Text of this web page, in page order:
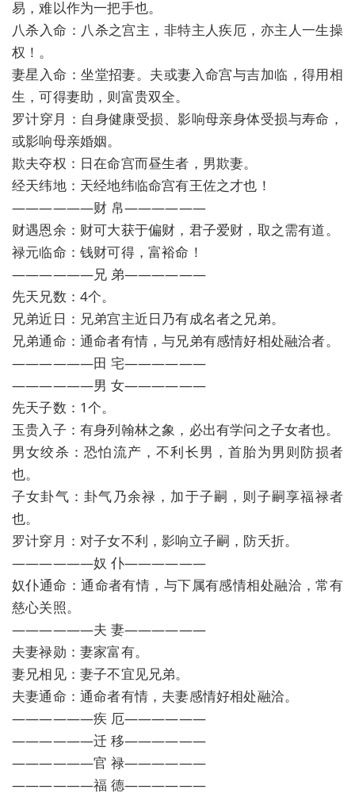
易，难以作为一把手也。
八杀入命：八杀之宫主，非特主人疾厄，亦主人一生操
权！。
妻星入命：坐堂招妻。夫或妻入命宫与吉加临，得用相
生，可得妻助，则富贵双全。
罗计穿月：自身健康受损、影响母亲身体受损与寿命，
或影响母亲婚姻。
欺夫夺权：日在命宫而昼生者，男欺妻。
经天纬地：天经地纬临命宫有王佐之才也！
——————财 帛——————
财遇恩余：财可大获于偏财，君子爱财，取之需有道。
禄元临命：钱财可得，富裕命！
——————兄 弟——————
先天兄数：4个。
兄弟近日：兄弟宫主近日乃有成名者之兄弟。
兄弟通命：通命者有情，与兄弟有感情好相处融洽者。
——————田 宅——————
——————男 女——————
先天子数：1个。
玉贵入子：有身列翰林之象，必出有学问之子女者也。
男女绞杀：恐怕流产，不利长男，首胎为男则防损者
也。
子女卦气：卦气乃余禄，加于子嗣，则子嗣享福禄者
也。
罗计穿月：对子女不利，影响立子嗣，防夭折。
——————奴 仆——————
奴仆通命：通命者有情，与下属有感情相处融洽，常有
慈心关照。
——————夫 妻——————
夫妻禄勋：妻家富有。
妻兄相见：妻子不宜见兄弟。
夫妻通命：通命者有情，夫妻感情好相处融洽。
——————疾 厄——————
——————迁 移——————
——————官 禄——————
——————福 德——————